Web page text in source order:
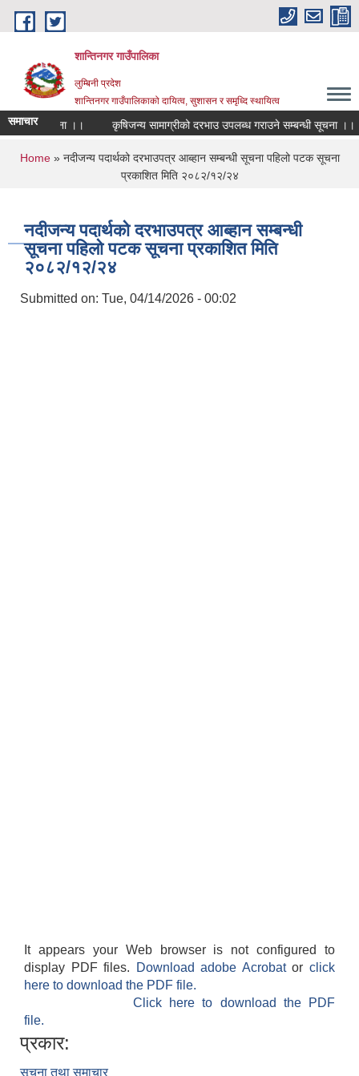
Skip to main content
शान्तिनगर गाउँपालिका
लुम्बिनी प्रदेश
शान्तिनगर गाउँपालिकाको दायित्व, सुशासन र समृध्दि स्थायित्व
समाचारसूचना ।। कृषिजन्य सामाग्रीको दरभाउ उपलब्ध गराउने सम्बन्धी सूचना ।।
You are here
Home» नदीजन्य पदार्थको दरभाउपत्र आब्हान सम्बन्धी सूचना पहिलो पटक सूचना
प्रकाशित मिति २०८२/१२/२४
नदीजन्य पदार्थको दरभाउपत्र आब्हान सम्बन्धी
सूचना पहिलो पटक सूचना प्रकाशित मिति
२०८२/१२/२४
Submitted on: Tue, 04/14/2026 - 00:02
It appears your Web browser is not configured to
display PDF files.
Download adobe Acrobatorclick
here to download the PDF file.
Click here to download the PDF
file.
प्रकार:
सूचना तथा समाचार